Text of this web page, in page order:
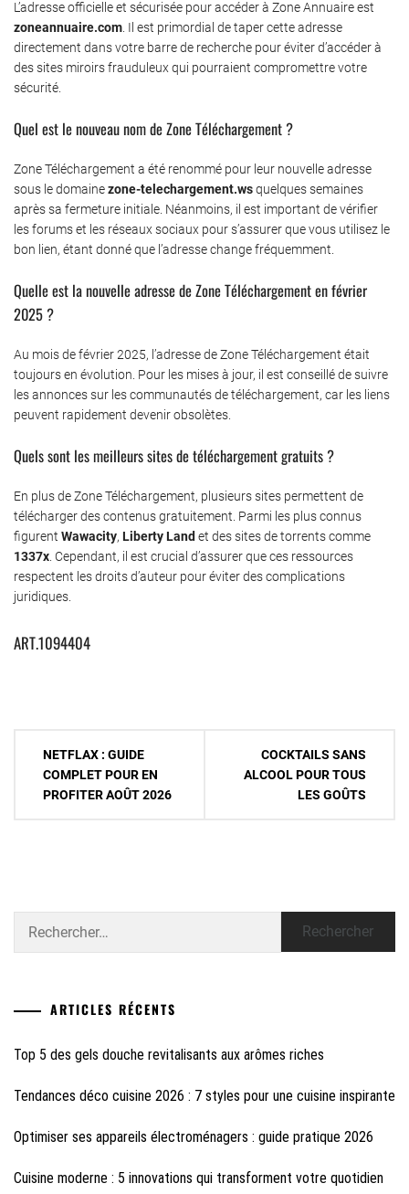
L’adresse officielle et sécurisée pour accéder à Zone Annuaire est
zoneannuaire.com . Il est primordial de taper cette adresse
directement dans votre barre de recherche pour éviter d’accéder à
des sites miroirs frauduleux qui pourraient compromettre votre
sécurité.
Quel est le nouveau nom de Zone Téléchargement ?
Zone Téléchargement a été renommé pour leur nouvelle adresse
sous le domainezone-telechargement.wsquelques semaines
après sa fermeture initiale. Néanmoins, il est important de vérifier
les forums et les réseaux sociaux pour s’assurer que vous utilisez le
bon lien, étant donné que l’adresse change fréquemment.
Quelle est la nouvelle adresse de Zone Téléchargement en février
2025 ?
Au mois de février 2025, l’adresse de Zone Téléchargement était
toujours en évolution. Pour les mises à jour, il est conseillé de suivre
les annonces sur les communautés de téléchargement, car les liens
peuvent rapidement devenir obsolètes.
Quels sont les meilleurs sites de téléchargement gratuits ?
En plus de Zone Téléchargement, plusieurs sites permettent de
télécharger des contenus gratuitement. Parmi les plus connus
figurent Wawacity, Liberty Land et des sites de torrents comme
1337x . Cependant, il est crucial d’assurer que ces ressources
respectent les droits d’auteur pour éviter des complications
juridiques.
ART.1094404
Navigation
l’article
NETFLAX : GUIDE
COMPLET POUR EN
PROFITER AOÛT 2026
COCKTAILS SANS
ALCOOL POUR TOUS
LES GOÛTS
ARTICLES RÉCENTS
Top 5 des gels douche revitalisants aux arômes riches
Tendances déco cuisine 2026 : 7 styles pour une cuisine inspirante
Optimiser ses appareils électroménagers : guide pratique 2026
Cuisine moderne : 5 innovations qui transforment votre quotidien